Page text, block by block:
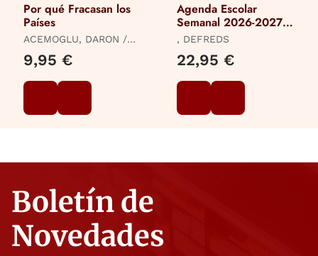
Por qué Fracasan los
Países
ACEMOGLU, DARON /
9,95 €
Agenda Escolar
Semanal 2026-2027
Defreds
, DEFREDS
22,95 €
Boletín de
Novedades